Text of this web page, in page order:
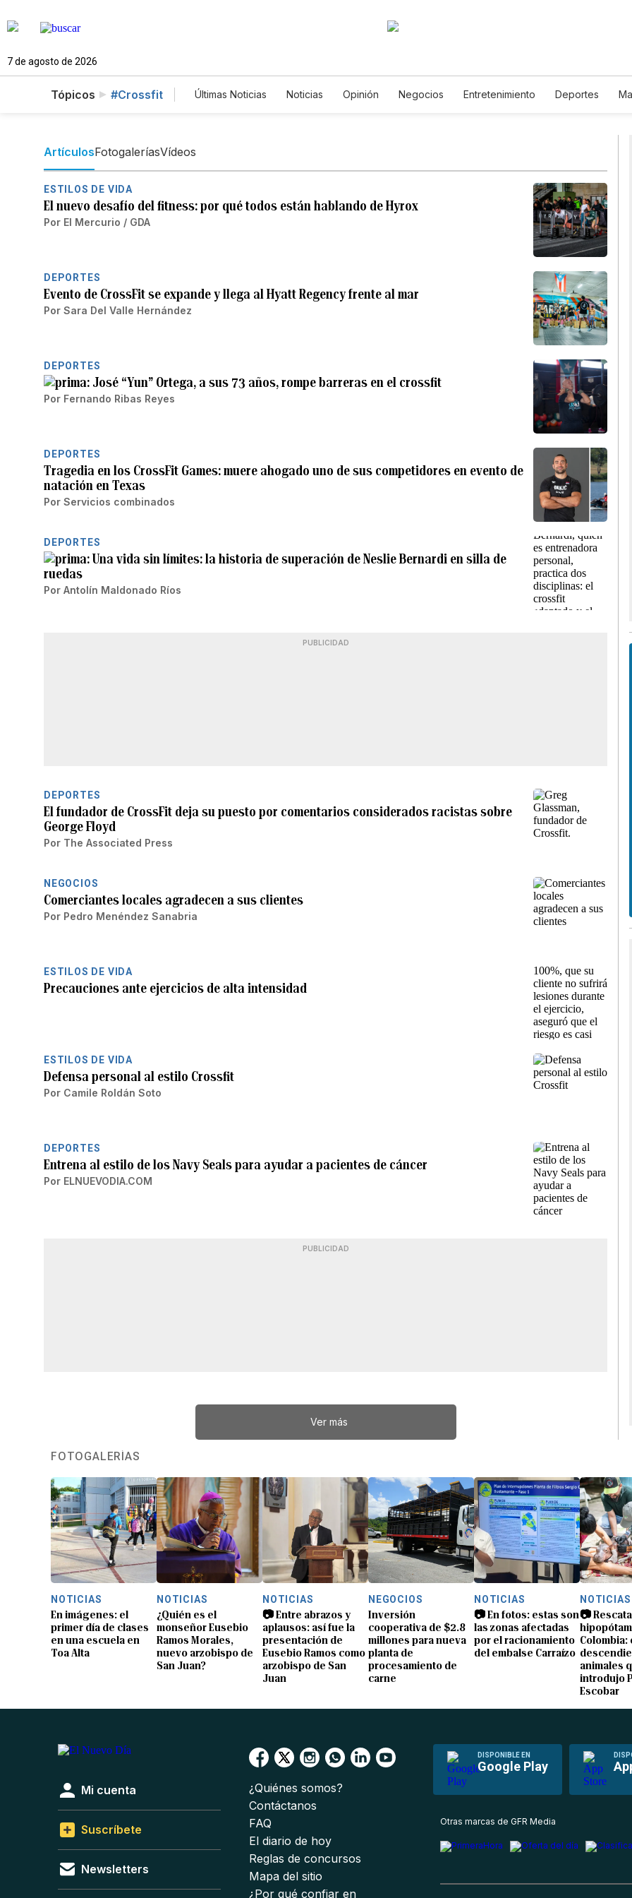
7 de agosto de 2026
Tópicos #Crossfit Últimas Noticias Noticias Opinión Negocios Entretenimiento Deportes
ArtículosFotogaleríasVídeos
ESTILOS DE VIDA
El nuevo desafío del fitness: por qué todos están hablando de Hyrox
Por El Mercurio / GDA
DEPORTES
Evento de CrossFit se expande y llega al Hyatt Regency frente al mar
Por Sara Del Valle Hernández
DEPORTES
José “Yun” Ortega, a sus 73 años, rompe barreras en el crossfit
Por Fernando Ribas Reyes
DEPORTES
Tragedia en los CrossFit Games: muere ahogado uno de sus competidores en evento de
natación en Texas
Por Servicios combinados
DEPORTES
Una vida sin límites: la historia de superación de Neslie Bernardi en silla de
ruedas
Por Antolín Maldonado Ríos
PUBLICIDAD
DEPORTES
El fundador de CrossFit deja su puesto por comentarios considerados racistas sobre
George Floyd
Por The Associated Press
NEGOCIOS
Comerciantes locales agradecen a sus clientes
Por Pedro Menéndez Sanabria
ESTILOS DE VIDA
Precauciones ante ejercicios de alta intensidad
ESTILOS DE VIDA
Defensa personal al estilo Crossfit
Por Camile Roldán Soto
DEPORTES
Entrena al estilo de los Navy Seals para ayudar a pacientes de cáncer
Por ELNUEVODIA.COM
PUBLICIDAD
Ver más
FOTOGALERÍAS
NOTICIAS
En imágenes: el
primer día de clases
en una escuela en
Toa Alta
NOTICIAS
¿Quién es el
monseñor Eusebio
Ramos Morales,
nuevo arzobispo de
San Juan?
NOTICIAS
📷 Entre abrazos y
aplausos: así fue la
presentación de
Eusebio Ramos como
arzobispo de San
Juan
NEGOCIOS
Inversión
cooperativa de $2.8
millones para nueva
planta de
procesamiento de
carne
NOTICIAS
📷 En fotos: estas son
las zonas afectadas
por el racionamiento
del embalse Carraízo
NOTICIAS
📷
Colombia:
animales
introdujo
Escobar
DISPONIBLE EN
Google Play
Mi cuenta
Suscríbete
Newsletters
¿Quiénes somos?
Contáctanos
FAQ
El diario de hoy
Reglas de concursos
Mapa del sitio
¿Por qué confiar en
Otras marcas de GFR Media